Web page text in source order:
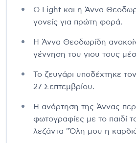
Ο Light και η Άννα
γονείς για πρώτη φορά.
Η Άννα Θεοδωρίδη
γέννηση του γιου τους
Το ζευγάρι υποδέχτηκε τον
27 Σεπτεμβρίου.
Η ανάρτηση της Άννας
φωτογραφίες με το παιδί
λεζάντα "Όλη μου η